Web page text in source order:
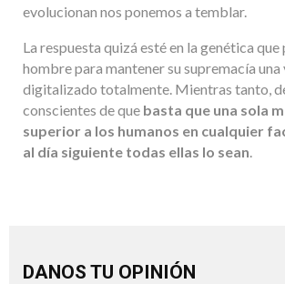
evolucionan nos ponemos a temblar.
La respuesta quizá esté en la genética
hombre para mantener su supremacía una
digitalizado totalmente. Mientras tanto,
conscientes de que basta que una sola
superior a los humanos en cualquier
al día siguiente todas ellas lo sean
DANOS TU OPINIÓN